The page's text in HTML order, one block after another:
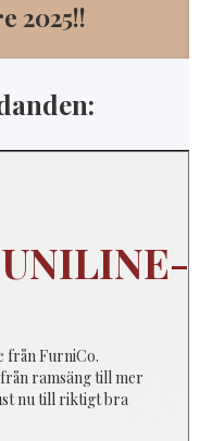
2025!!
från FurniCo.
ramsäng till mer
nu till riktigt bra